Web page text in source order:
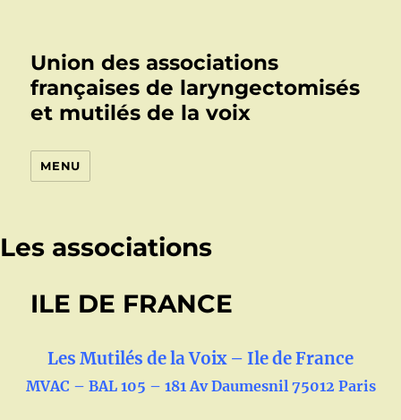
Union des associations
françaises de laryngectomisés
et mutilés de la voix
MENU
Les associations
ILE DE FRANCE
Les Mutilés de la Voix – Ile de France
MVAC – BAL 105 – 181 Av Daumesnil 75012 Paris